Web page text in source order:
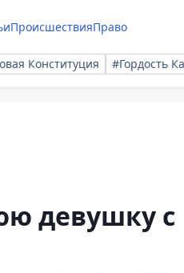
ПроисшествияПраво
Конституция #Гордость
девушку с